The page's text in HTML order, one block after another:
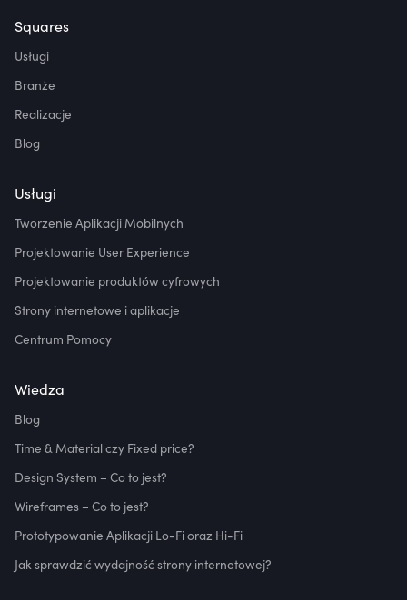
Squares
Usługi
Branże
Realizacje
Blog
Usługi
Tworzenie Aplikacji Mobilnych
Projektowanie User Experience
Projektowanie produktów cyfrowych
Strony internetowe i aplikacje
Centrum Pomocy
Wiedza
Blog
Time & Material czy Fixed price?
Design System – Co to jest?
Wireframes – Co to jest?
Prototypowanie Aplikacji Lo-Fi oraz Hi-Fi
Jak sprawdzić wydajność strony internetowej?